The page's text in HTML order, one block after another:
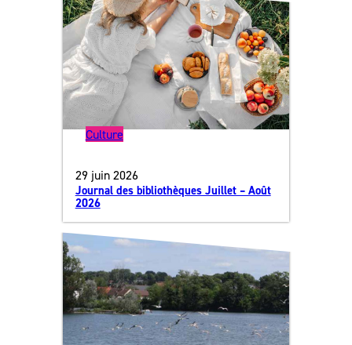
Culture
29 juin 2026
Journal des bibliothèques Juillet – Août
2026